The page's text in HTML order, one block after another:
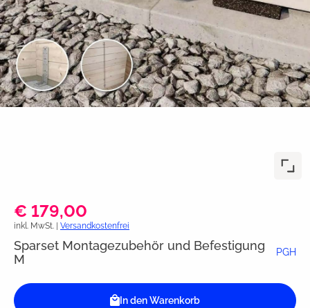
€ 179,00
inkl. MwSt. | Versandkostenfrei
Sparset Montagezubehör und Befestigung
M
PGH
In den Warenkorb